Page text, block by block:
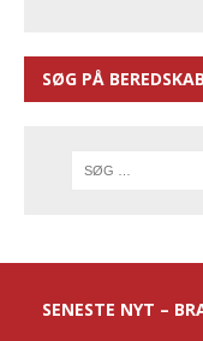
SØG PÅ
SENESTE NYT –